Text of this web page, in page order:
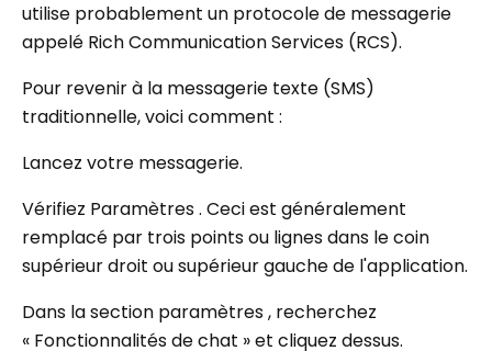
utilise probablement un protocole de messagerie
appelé Rich Communication Services (RCS).
Pour revenir à la messagerie texte (SMS)
traditionnelle, voici comment :
Lancez votre messagerie.
Vérifiez Paramètres . Ceci est généralement
remplacé par trois points ou lignes dans le coin
supérieur droit ou supérieur gauche de l'application.
Dans la section paramètres , recherchez
« Fonctionnalités de chat » et cliquez dessus.